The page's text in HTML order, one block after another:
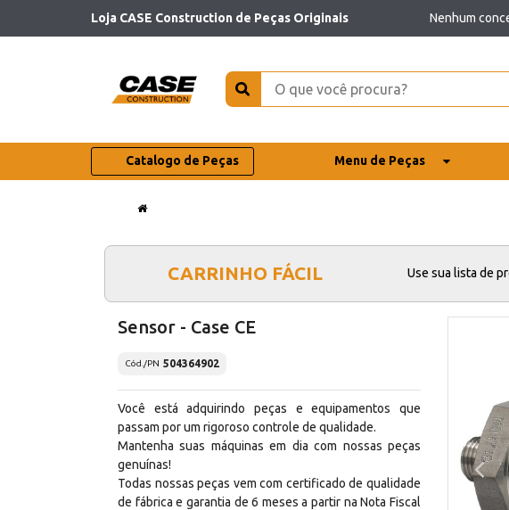
Loja CASE Construction de Peças Originais Nenhum
Catalogo de Peças Menu de Peças
CARRINHO FÁCIL Use sua lista de
Sensor - Case CE
Cód./PN 504364902
Você está adquirindo peças e equipamentos que
passam por um rigoroso controle de qualidade.
Mantenha suas máquinas em dia com nossas peças
genuínas!
Todas nossas peças vem com certificado de qualidade
de fábrica e garantia de 6 meses a partir na Nota Fiscal